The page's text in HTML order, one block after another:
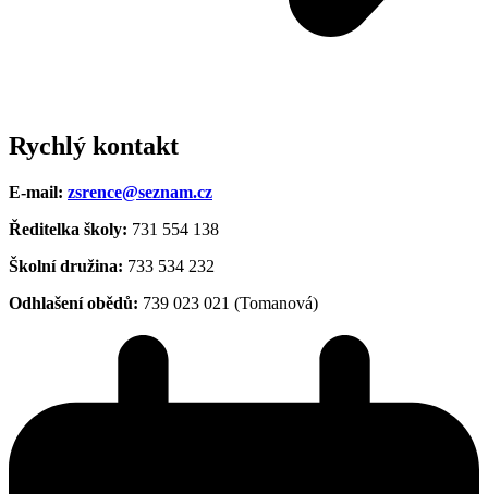
Rychlý kontakt
E-mail: zsrence@seznam.cz
Ředitelka školy: 731 554 138
Školní družina: 733 534 232
Odhlašení obědů: 739 023 021 (Tomanová)